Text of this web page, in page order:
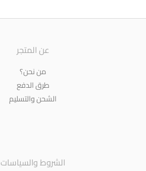
عن المتجر
من نحن؟
طرق الدفع
الشحن والتسليم
الشروط والسياسات